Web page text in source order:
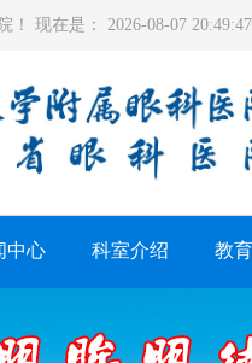
！ 现在是： 2026-08-07
中心 科室介绍 教